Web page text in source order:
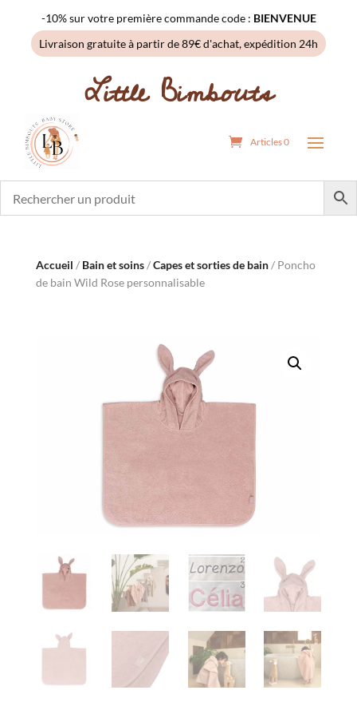
-10% sur votre première commande code : BIENVENUE
Livraison gratuite à partir de 89€ d'achat, expédition 24h
Little Bimbouts
Articles 0
Accueil / Bain et soins/Capes et sorties de bain/ Poncho
de bain Wild Rose personnalisable